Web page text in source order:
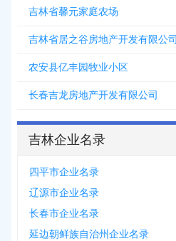
吉林省馨元家庭农场
吉林省居之谷房地产开发有限公司
农安县亿丰园牧业小区
长春吉龙房地产开发有限公司
吉林企业名录
四平市企业名录
辽源市企业名录
长春市企业名录
延边朝鲜族自治州企业名录